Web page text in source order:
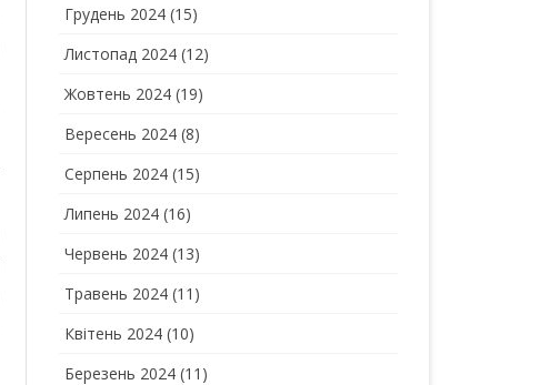
Грудень 2024 (15)
Листопад 2024 (12)
Жовтень 2024 (19)
Вересень 2024 (8)
Серпень 2024 (15)
Липень 2024 (16)
Червень 2024 (13)
Травень 2024 (11)
Квітень 2024 (10)
Березень 2024 (11)